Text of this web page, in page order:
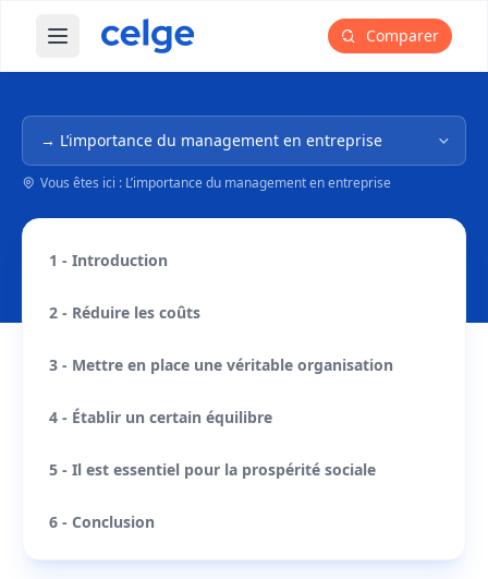
Ouvrir le menu principal Comparer
Navigation dans l'arborescence
Vous êtes ici : L’importance du management en entreprise
1 - Introduction
2 - Réduire les coûts
3 - Mettre en place une véritable organisation
4 - Établir un certain équilibre
5 - Il est essentiel pour la prospérité sociale
6 - Conclusion